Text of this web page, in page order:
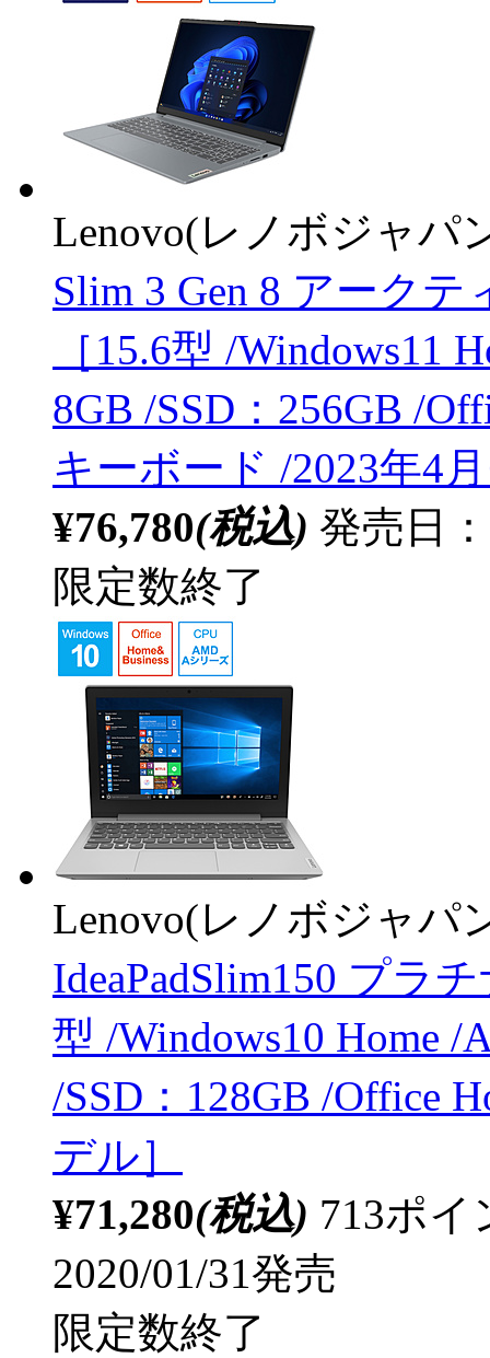
Lenovo(レノボジャパ
Slim 3 Gen 8 アークテ
［15.6型 /Windows11
8GB /SSD：256GB /
キーボード /2023年4
¥76,780(税込) 発売日
限定数終了
Lenovo(レノボジャパ
IdeaPadSlim150 プラ
型 /Windows10 Home
/SSD：128GB /Office
デル］
¥71,280(税込) 713ポ
2020/01/31発売
限定数終了